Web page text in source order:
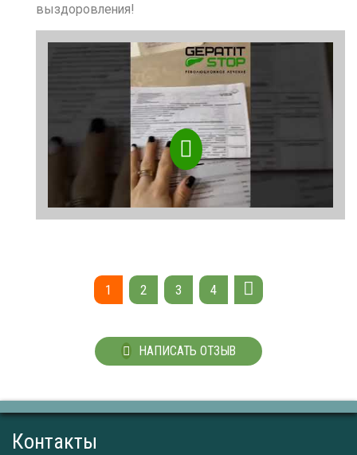
выздоровления!
1 2 3 4
НАПИСАТЬ ОТЗЫВ
Контакты